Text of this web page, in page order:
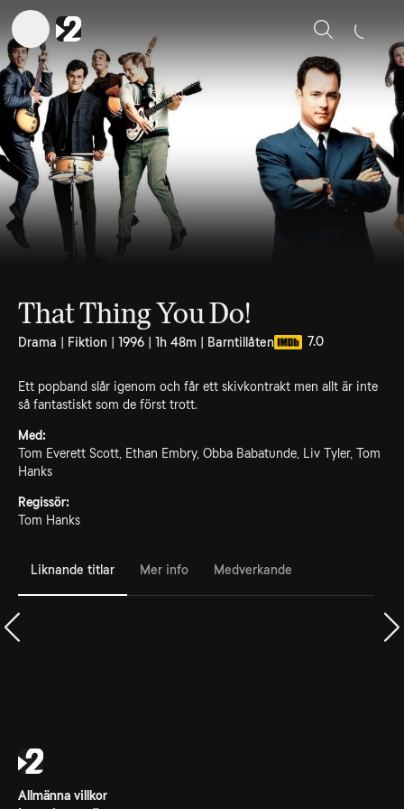
Sök
That Thing You Do!
Drama | Fiktion | 1996 | 1h 48m | Barntillåten 7.0
Ett popband slår igenom och får ett skivkontrakt men allt är inte
så fantastiskt som de först trott.
Med:
Tom Everett Scott, Ethan Embry, Obba Babatunde, Liv Tyler, Tom
Hanks
Regissör:
Tom Hanks
Liknande titlar Mer info Medverkande
Allmänna villkor